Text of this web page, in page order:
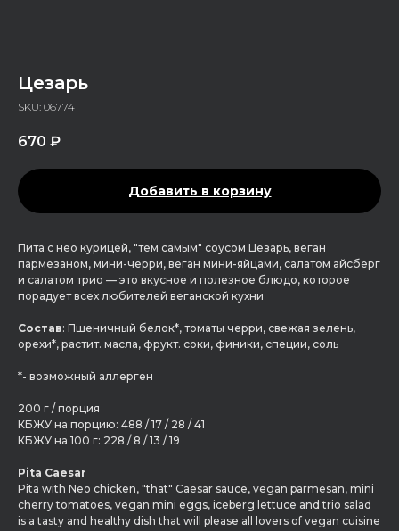
Цезарь
SKU: 06774
670 ₽
Добавить в корзину
Пита с нео курицей, "тем самым" соусом Цезарь, веган
пармезаном, мини-черри, веган мини-яйцами, салатом айсберг
и салатом трио — это вкусное и полезное блюдо, которое
порадует всех любителей веганской кухни
Состав: Пшеничный белок*, томаты черри, свежая зелень,
орехи*, растит. масла, фрукт. соки, финики, специи, соль
*- возможный аллерген
200 г / порция
КБЖУ на порцию: 488 / 17 / 28 / 41
КБЖУ на 100 г: 228 / 8 / 13 / 19
Pita Caesar
Pita with Neo chicken, "that" Caesar sauce, vegan parmesan, mini
cherry tomatoes, vegan mini eggs, iceberg lettuce and trio salad
is a tasty and healthy dish that will please all lovers of vegan cuisine